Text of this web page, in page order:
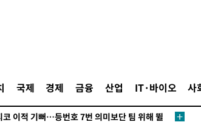
국제 경제 금융 산업 IT·바이오 사
감…S&P 0.6% 나스닥 1.3%↑
주·인천 순회경선…박선원·최민희·서미화·
선 제주·인천 당원투표…金 47.75%·鄭
선, 제주·인천 권리당원 투표 김민석 승리